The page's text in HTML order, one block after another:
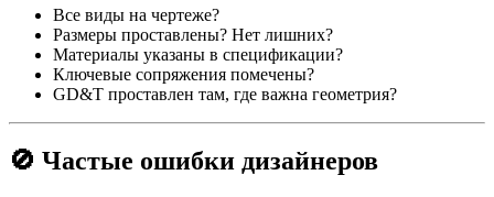
Все виды на чертеже?
Размеры проставлены? Нет лишних?
Материалы указаны в спецификации?
Ключевые сопряжения помечены?
GD&T проставлен там, где важна геометрия?
🚫 Частые ошибки дизайнеров